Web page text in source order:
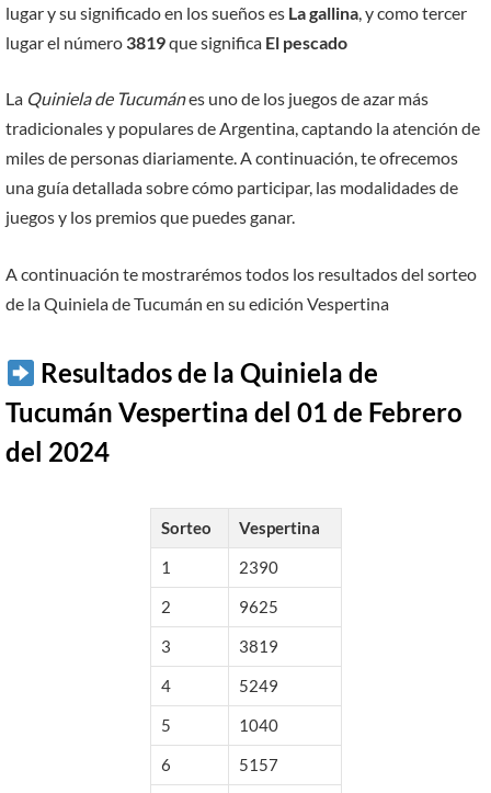
lugar y su significado en los sueños es La gallina , y como tercer
lugar el número 3819que significa El pescado
La Quiniela de Tucumánes uno de los juegos de azar más
tradicionales y populares de Argentina, captando la atención de
miles de personas diariamente. A continuación, te ofrecemos
una guía detallada sobre cómo participar, las modalidades de
juegos y los premios que puedes ganar.
A continuación te mostrarémos todos los resultados del sorteo
de la Quiniela de Tucumán en su edición Vespertina
Resultados de la Quiniela de
Tucumán Vespertina del 01 de Febrero
del 2024
Sorteo
Vespertina
1
2390
2
9625
3
3819
4
5249
5
1040
6
5157